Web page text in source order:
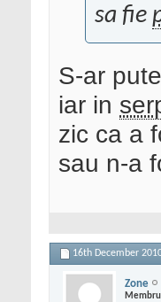
sa fie
S-ar
iar in
zic ca a
sau n-a
16th December
Zone